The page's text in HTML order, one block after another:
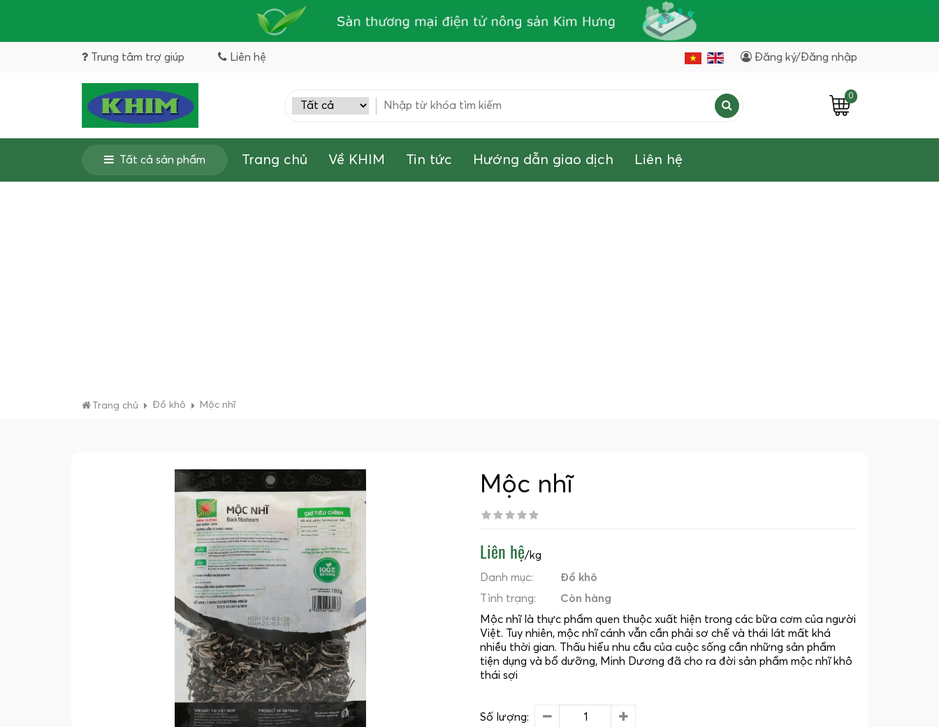
Trung tâm trợ giúp Liên hệ Đăng ký/Đăng nhập
0
Tất cả sản phẩm Trang chủ Về KHIM Tin tức Hướng dẫn giao dịch Liên hệ
Trang chủ Đồ khô Mộc nhĩ
Mộc nhĩ
Liên hệ/kg
Danh mục:
Đồ khô
Tình trạng:
Còn hàng
Mộc nhĩ là thực phẩm quen thuộc xuất hiện trong các bữa cơm của người
Việt. Tuy nhiên, mộc nhĩ cánh vẫn cần phải sơ chế và thái lát mất khá
nhiều thời gian. Thấu hiểu nhu cầu của cuộc sống cần những sản phẩm
tiện dụng và bổ dưỡng, Minh Dương đã cho ra đời sản phẩm mộc nhĩ khô
thái sợi
Số lượng: